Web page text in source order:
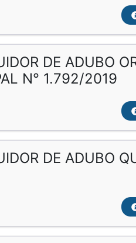
DE ADUBO
N° 1.792/2019
DE ADUBO